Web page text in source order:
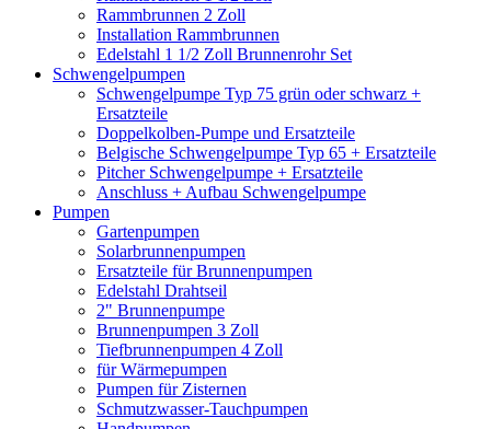
Rammbrunnen 2 Zoll
Installation Rammbrunnen
Edelstahl 1 1/2 Zoll Brunnenrohr Set
Schwengelpumpen
Schwengelpumpe Typ 75 grün oder schwarz +
Ersatzteile
Doppelkolben-Pumpe und Ersatzteile
Belgische Schwengelpumpe Typ 65 + Ersatzteile
Pitcher Schwengelpumpe + Ersatzteile
Anschluss + Aufbau Schwengelpumpe
Pumpen
Gartenpumpen
Solarbrunnenpumpen
Ersatzteile für Brunnenpumpen
Edelstahl Drahtseil
2" Brunnenpumpe
Brunnenpumpen 3 Zoll
Tiefbrunnenpumpen 4 Zoll
für Wärmepumpen
Pumpen für Zisternen
Schmutzwasser-Tauchpumpen